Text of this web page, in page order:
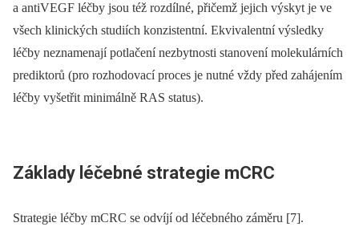
a antiVEGF léčby jsou též rozdílné, přičemž jejich výskyt je ve
všech klinických studiích konzistentní. Ekvivalentní výsledky
léčby neznamenají potlačení nezbytnosti stanovení molekulárních
prediktorů (pro rozhodovací proces je nutné vždy před zahájením
léčby vyšetřit minimálně RAS status).
Základy léčebné strategie mCRC
Strategie léčby mCRC se odvíjí od léčebného záměru [7].